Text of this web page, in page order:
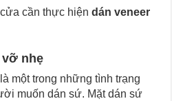
cần thực hiệndán veneer
nhẹ
một trong những tình trạng
muốn dán sứ. Mặt dán sứ